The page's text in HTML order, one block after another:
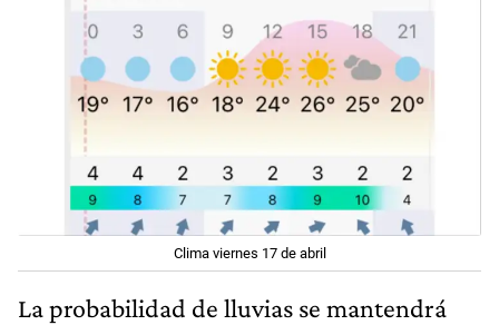
Clima viernes 17 de abril
La probabilidad de lluvias se mantendrá